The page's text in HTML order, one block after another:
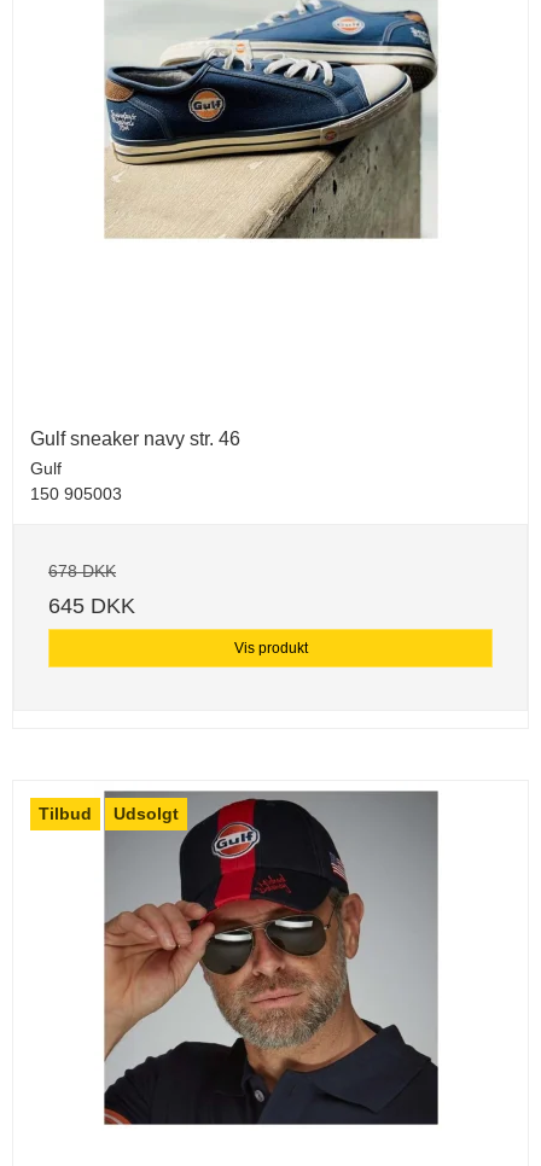
Gulf sneaker navy str. 46
Gulf
150 905003
678 DKK
645 DKK
Vis produkt
Tilbud Udsolgt